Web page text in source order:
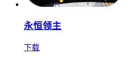
永恒领主
下载